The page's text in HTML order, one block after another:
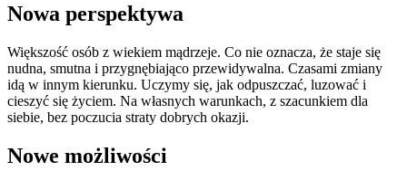
Nowa perspektywa
Większość osób z wiekiem mądrzeje. Co nie oznacza, że staje się
nudna, smutna i przygnębiająco przewidywalna. Czasami zmiany
idą w innym kierunku. Uczymy się, jak odpuszczać, luzować i
cieszyć się życiem. Na własnych warunkach, z szacunkiem dla
siebie, bez poczucia straty dobrych okazji.
Nowe możliwości